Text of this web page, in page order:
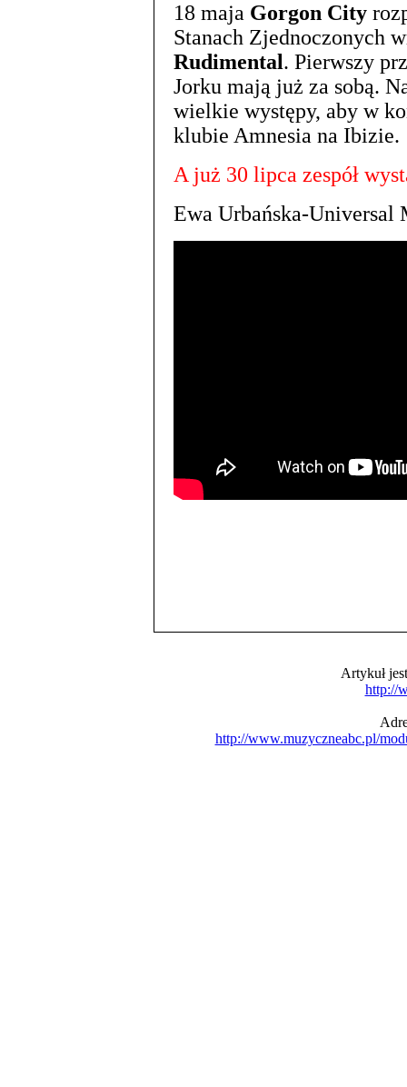
18 maja Gorgon City
Stanach Zjednoczonych
Rudimental. Pierwszy
Jorku mają już za sobą.
wielkie występy, aby w
klubie Amnesia na Ibizie.
A już 30 lipca zespół
Ewa Urbańska-Universal
Artykuł
http://
http://www.muzyczneabc.pl/